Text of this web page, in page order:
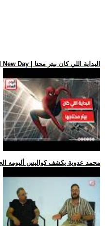
.. فيلم Spider-Man: Brand New Day | البداية اللي كان بيتر محتا
.. محمد عدوية يكشف كواليس ألبومه